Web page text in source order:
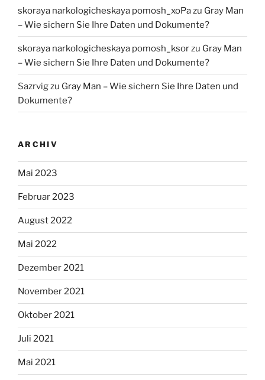
skoraya narkologicheskaya pomosh_xoPazu Gray Man
– Wie sichern Sie Ihre Daten und Dokumente?
skoraya narkologicheskaya pomosh_ksorzu Gray Man
– Wie sichern Sie Ihre Daten und Dokumente?
Sazrvigzu Gray Man – Wie sichern Sie Ihre Daten und
Dokumente?
ARCHIV
Mai 2023
Februar 2023
August 2022
Mai 2022
Dezember 2021
November 2021
Oktober 2021
Juli 2021
Mai 2021